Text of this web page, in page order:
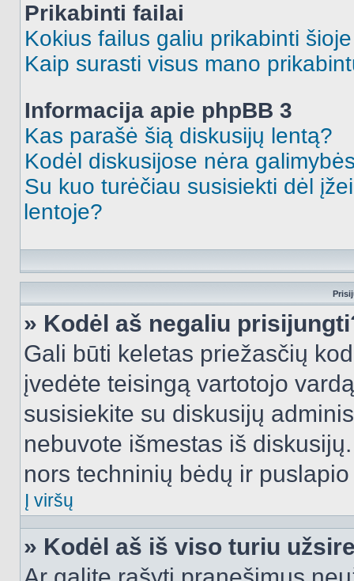
Prikabinti failai
Kokius failus galiu prikabinti
Kaip surasti visus mano
Informacija apie phpBB 3
Kas parašė šią diskusijų lentą?
Kodėl diskusijose nėra
Su kuo turėčiau susisiekti dėl
lentoje?
» Kodėl aš negaliu
Gali būti keletas priežasčių
įvedėte teisingą vartotojo
susisiekite su diskusijų
nebuvote išmestas iš
nors techninių bėdų ir
Į viršų
» Kodėl aš iš viso turiu